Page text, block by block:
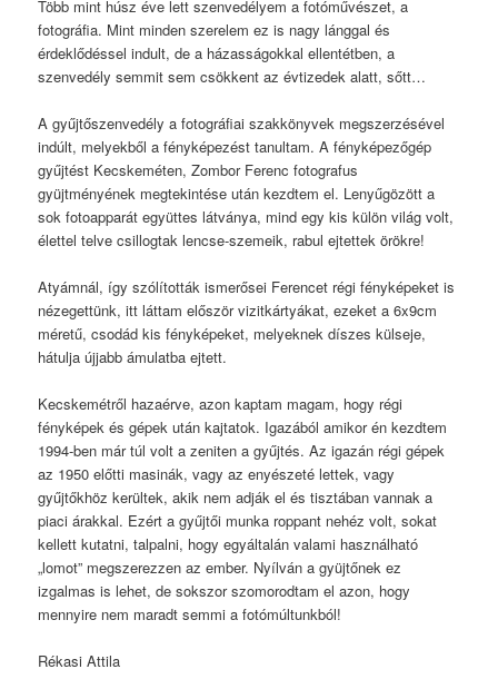
Több mint húsz éve lett szenvedélyem a fotóművészet, a
fotográfia. Mint minden szerelem ez is nagy lánggal és
érdeklődéssel indult, de a házasságokkal ellentétben, a
szenvedély semmit sem csökkent az évtizedek alatt, sőtt…
A gyűjtőszenvedély a fotográfiai szakkönyvek megszerzésével
indúlt, melyekből a fényképezést tanultam. A fényképezőgép
gyűjtést Kecskeméten, Zombor Ferenc fotografus
gyüjtményének megtekintése után kezdtem el. Lenyűgözött a
sok fotoapparát együttes látványa, mind egy kis külön világ volt,
élettel telve csillogtak lencse-szemeik, rabul ejtettek örökre!
Atyámnál, így szólították ismerősei Ferencet régi fényképeket is
nézegettünk, itt láttam először vizitkártyákat, ezeket a 6x9cm
méretű, csodád kis fényképeket, melyeknek díszes külseje,
hátulja újjabb ámulatba ejtett.
Kecskemétről hazaérve, azon kaptam magam, hogy régi
fényképek és gépek után kajtatok. Igazából amikor én kezdtem
1994-ben már túl volt a zeniten a gyűjtés. Az igazán régi gépek
az 1950 előtti masinák, vagy az enyészeté lettek, vagy
gyűjtőkhöz kerültek, akik nem adják el és tisztában vannak a
piaci árakkal. Ezért a gyűjtői munka roppant nehéz volt, sokat
kellett kutatni, talpalni, hogy egyáltalán valami használható
„lomot” megszerezzen az ember. Nyílván a gyüjtőnek ez
izgalmas is lehet, de sokszor szomorodtam el azon, hogy
mennyire nem maradt semmi a fotómúltunkból!
Rékasi Attila